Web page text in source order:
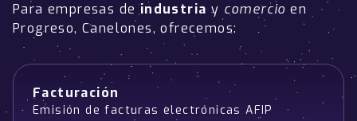
Para empresas deindustria y comercio en
Progreso, Canelones, ofrecemos:
Facturación
Emisión de facturas electrónicas AFIP